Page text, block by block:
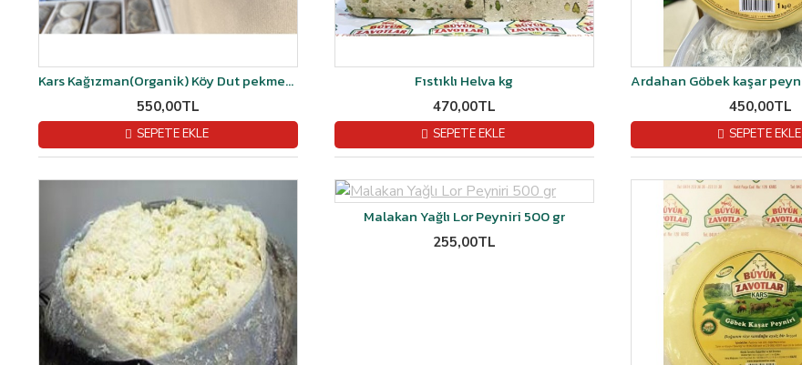
Kars Kağızman(Organik) Köy Dut pekmezi 1.400gr-1.450gr arası kg
550,00TL
SEPETE EKLE
Fıstıklı Helva kg
470,00TL
SEPETE EKLE
450,00TL
SEPETE EKLE
Malakan Yağlı Lor Peyniri 500 gr
255,00TL